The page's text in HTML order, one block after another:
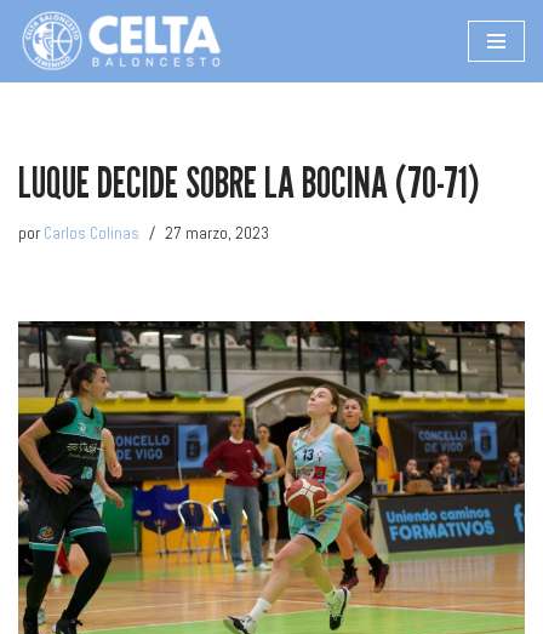
Saltar
LUQUE DECIDE SOBRE LA BOCINA (70-71)
por Carlos Colinas 27 marzo, 2023